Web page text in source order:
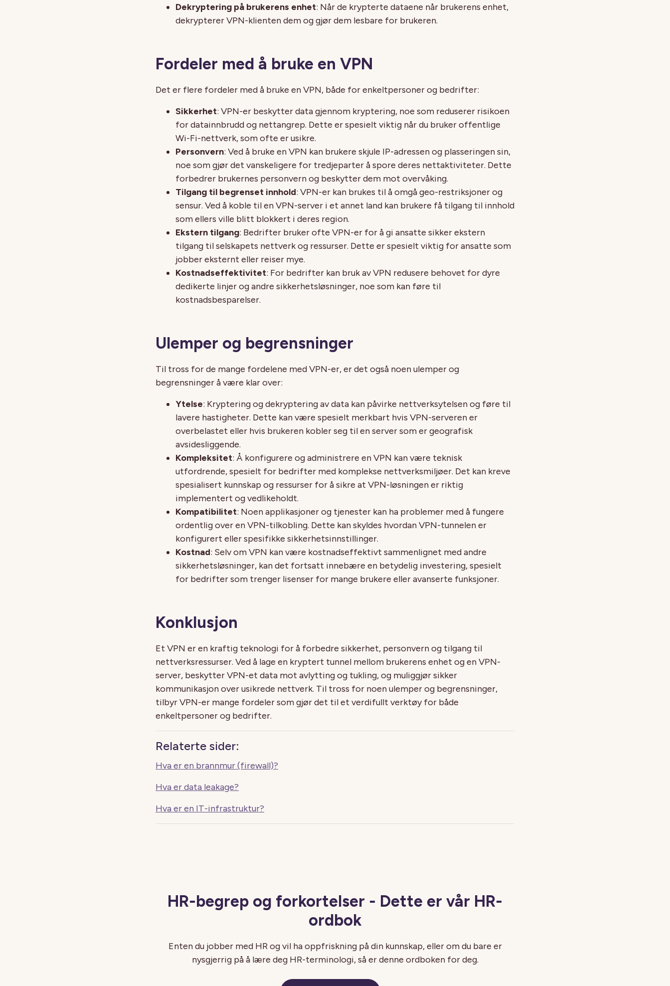
Dekryptering på brukerens enhet: Når de krypterte dataene når brukerens enhet,
dekrypterer VPN-klienten dem og gjør dem lesbare for brukeren.
Fordeler med å bruke en VPN
Det er flere fordeler med å bruke en VPN, både for enkeltpersoner og bedrifter:
Sikkerhet: VPN-er beskytter data gjennom kryptering, noe som reduserer risikoen
for datainnbrudd og nettangrep. Dette er spesielt viktig når du bruker offentlige
Wi-Fi-nettverk, som ofte er usikre.
Personvern: Ved å bruke en VPN kan brukere skjule IP-adressen og plasseringen sin,
noe som gjør det vanskeligere for tredjeparter å spore deres nettaktiviteter. Dette
forbedrer brukernes personvern og beskytter dem mot overvåking.
Tilgang til begrenset innhold: VPN-er kan brukes til å omgå geo-restriksjoner og
sensur. Ved å koble til en VPN-server i et annet land kan brukere få tilgang til innhold
som ellers ville blitt blokkert i deres region.
Ekstern tilgang: Bedrifter bruker ofte VPN-er for å gi ansatte sikker ekstern
tilgang til selskapets nettverk og ressurser. Dette er spesielt viktig for ansatte som
jobber eksternt eller reiser mye.
Kostnadseffektivitet: For bedrifter kan bruk av VPN redusere behovet for dyre
dedikerte linjer og andre sikkerhetsløsninger, noe som kan føre til
kostnadsbesparelser.
Ulemper og begrensninger
Til tross for de mange fordelene med VPN-er, er det også noen ulemper og
begrensninger å være klar over:
Ytelse: Kryptering og dekryptering av data kan påvirke nettverksytelsen og føre til
lavere hastigheter. Dette kan være spesielt merkbart hvis VPN-serveren er
overbelastet eller hvis brukeren kobler seg til en server som er geografisk
avsidesliggende.
Kompleksitet: Å konfigurere og administrere en VPN kan være teknisk
utfordrende, spesielt for bedrifter med komplekse nettverksmiljøer. Det kan kreve
spesialisert kunnskap og ressurser for å sikre at VPN-løsningen er riktig
implementert og vedlikeholdt.
Kompatibilitet: Noen applikasjoner og tjenester kan ha problemer med å fungere
ordentlig over en VPN-tilkobling. Dette kan skyldes hvordan VPN-tunnelen er
konfigurert eller spesifikke sikkerhetsinnstillinger.
Kostnad: Selv om VPN kan være kostnadseffektivt sammenlignet med andre
sikkerhetsløsninger, kan det fortsatt innebære en betydelig investering, spesielt
for bedrifter som trenger lisenser for mange brukere eller avanserte funksjoner.
Konklusjon
Et VPN er en kraftig teknologi for å forbedre sikkerhet, personvern og tilgang til
nettverksressurser. Ved å lage en kryptert tunnel mellom brukerens enhet og en VPN-
server, beskytter VPN-et data mot avlytting og tukling, og muliggjør sikker
kommunikasjon over usikrede nettverk. Til tross for noen ulemper og begrensninger,
tilbyr VPN-er mange fordeler som gjør det til et verdifullt verktøy for både
enkeltpersoner og bedrifter.
Relaterte sider:
Hva er en brannmur (firewall)?
Hva er data leakage?
Hva er en IT-infrastruktur?
HR-begrep og forkortelser - Dette er vår HR-
ordbok
Enten du jobber med HR og vil ha oppfriskning på din kunnskap, eller om du bare er
nysgjerrig på å lære deg HR-terminologi, så er denne ordboken for deg.